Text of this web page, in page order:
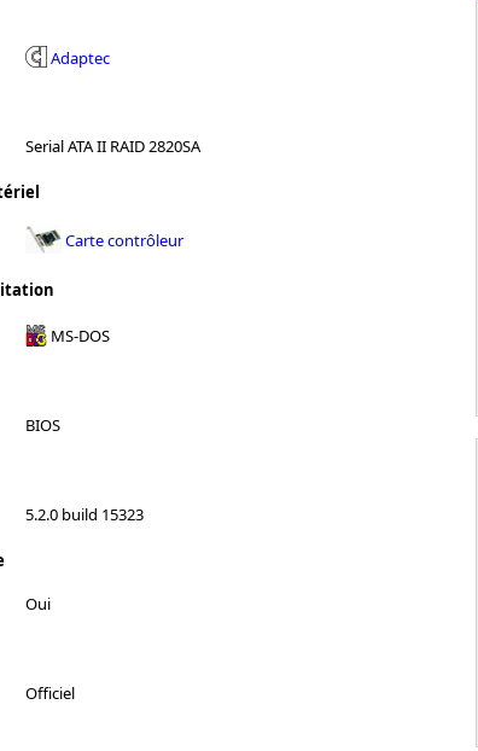
Adaptec
Serial ATA II RAID 2820SA
Carte contrôleur
MS-DOS
BIOS
5.2.0 build 15323
Oui
Officiel